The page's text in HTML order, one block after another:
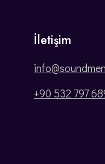
İletişim
+90 532 797